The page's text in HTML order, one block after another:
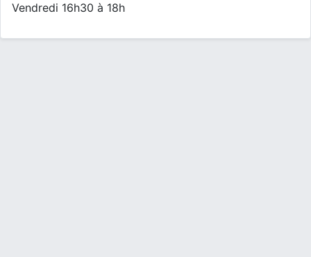
Vendredi 16h30 à 18h